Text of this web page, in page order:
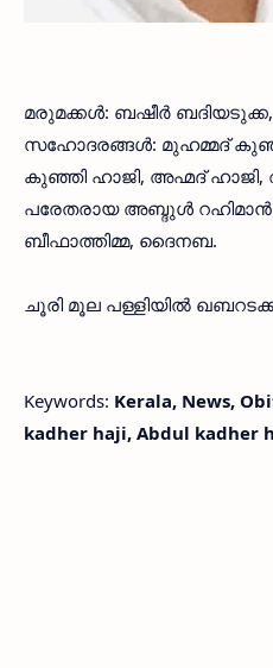
മരുമക്കള്‍: ബഷീര്‍
സഹോദരങ്ങള്‍: മുഹമ്മദ്
കുഞ്ഞി ഹാജി, അഹ്മദ്
പരേതരായ അബ്ദുള്‍
ബീഫാത്തിമ്മ, ദൈനബ.
ചൂരി മൂല പള്ളിയില്‍
Keywords: Kerala, News,
kadher haji, Abdul kadher